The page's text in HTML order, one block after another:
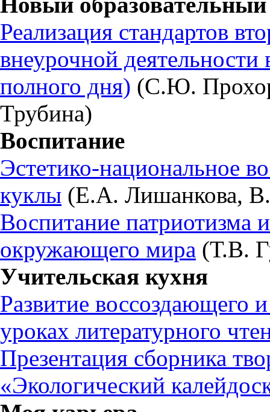
Реализация стандартов
внеурочной деятельности
полного дня) (С.Ю.
Трубина)
Воспитание
Эстетико-национальное
куклы (Е.А. Лишанкова,
Воспитание патриотизма
окружающего мира (Т.В.
Учительская кухня
Развитие воссоздающего
уроках литературного
Презентация сборника
«Экологический